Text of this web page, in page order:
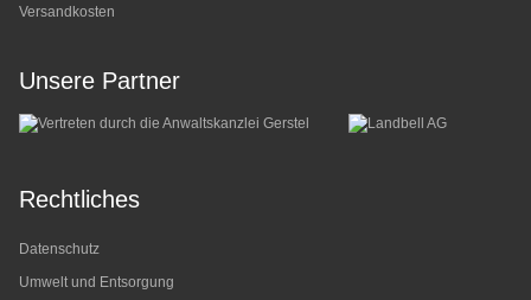
Versandkosten
Unsere Partner
Rechtliches
Datenschutz
Umwelt und Entsorgung